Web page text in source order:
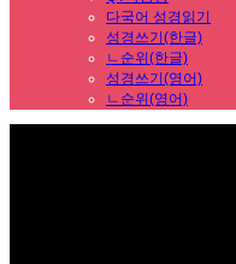
다국어 성경읽기
성경쓰기(한글)
ㄴ순위(한글)
성경쓰기(영어)
ㄴ순위(영어)